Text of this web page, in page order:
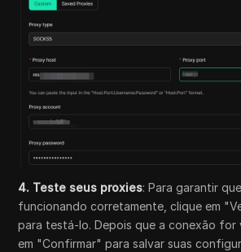
4. Teste seus proxies: Para garantir
funcionando corretamente, clique em
para testá-lo. Depois que a conexão for
em "Confirmar" para salvar suas